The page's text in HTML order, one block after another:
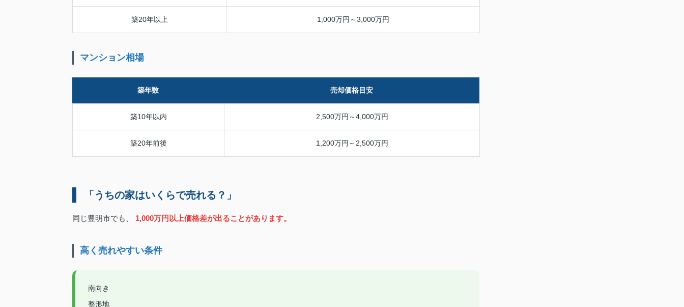
築20年以上 1,000万円～3,000万円
マンション相場
築年数 売却価格目安
築10年以内 2,500万円～4,000万円
築20年前後 1,200万円～2,500万円
「うちの家はいくらで売れる？」
同じ豊明市でも、 1,000万円以上価格差が出ることがあります。
高く売れやすい条件
南向き
整形地